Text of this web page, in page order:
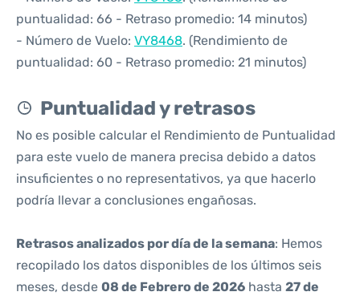
puntualidad: 66 - Retraso promedio: 14 minutos)
- Número de Vuelo: VY8468. (Rendimiento de
puntualidad: 60 - Retraso promedio: 21 minutos)
Puntualidad y retrasos
No es posible calcular el Rendimiento de Puntualidad
para este vuelo de manera precisa debido a datos
insuficientes o no representativos, ya que hacerlo
podría llevar a conclusiones engañosas.
Retrasos analizados por día de la semana: Hemos
recopilado los datos disponibles de los últimos seis
meses, desde 08 de Febrero de 2026 hasta 27 de